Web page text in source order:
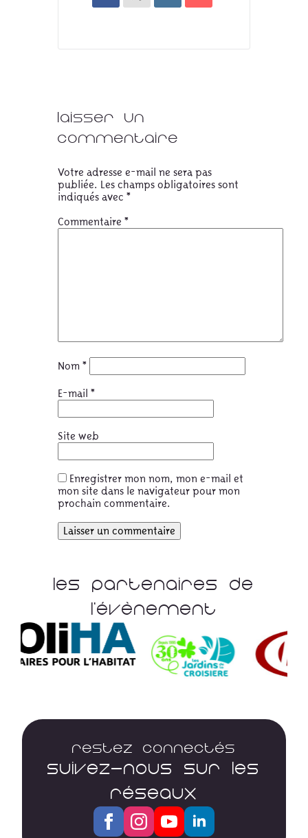
Laisser un
commentaire
Votre adresse e-mail ne sera pas
publiée. Les champs obligatoires sont
indiqués avec *
Commentaire *
Nom *
E-mail *
Site web
Enregistrer mon nom, mon e-mail et
mon site dans le navigateur pour mon
prochain commentaire.
Les Partenaires De
L'évènement
Restez connectés
SUIVEZ-NOUS SUR LES
RÉSEAUX